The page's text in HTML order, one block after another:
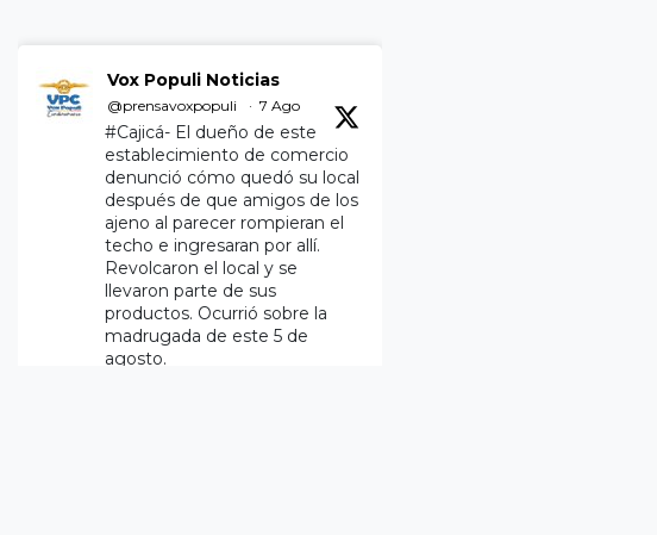
Vox Populi Noticias
@prensavoxpopuli · 7 Ago
#Cajicá- El dueño de este
establecimiento de comercio
denunció cómo quedó su local
después de que amigos de los
ajeno al parecer rompieran el
techo e ingresaran por allí.
Revolcaron el local y se
llevaron parte de sus
productos. Ocurrió sobre la
madrugada de este 5 de
agosto.